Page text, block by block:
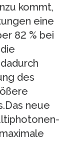
kommt,
eine
82 % bei
des
neue